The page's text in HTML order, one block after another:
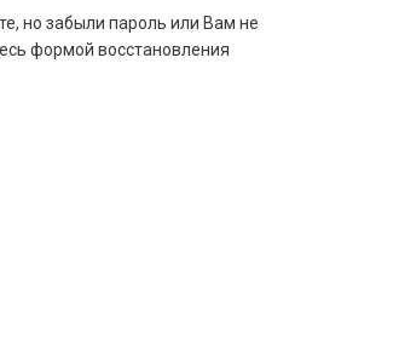
но забыли пароль или Вам не
формой восстановления